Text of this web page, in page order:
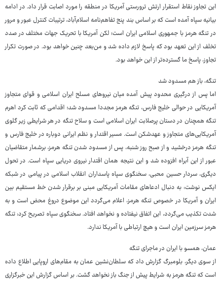
این تجاوز نقاط استقرار ارتش ترورستی آمریکا در منطقه را مورد اصابت قرار داد. در ادامه
بیانیه سپاه آمده است که بر اساس بند پنج تفاهم‌نامه اسلام‌آباد، ترتیبات کنترل عبور و مرور
در تنگه هرمز با جمهوری اسلامی ایران است؛ لکن آمریکا با تحریک جهات مختلف در صدد
تخلف از این تعهد بود که پاسخ لازم داده شد و من‌بعد چنین خواهد بود. در صورت تکرار
تجاوز، پاسخ ما گسترده‌تر از این خواهد بود.
تنگه، باز هم مسدود شد
اما پس از درگیری محدود پیش آمده میان نیروهای مسلح ایران اسلامی و قوای متجاوز
آمریکایی در حوالی خلیج فارس، تنگه هرمز مجددا مسدود شد؛ اقدامی که ثابت کرد اهرم
تنگه همچنان در دستان پرصلابت ایران اسلامی است و سلاح تنگه در هر شرایطی زیر گلوی
آمریکایی‌های متجاوز و عهدشکن است. مسیر اقتدار و نظم ایرانی دوباره در خلیج فارس و
تنگه هرمز درخشید و از صبح روز شنبه، پس از مسدود شدن تنگه هرمز، برشمار متقاضیان
عبور از این آبراه افزوده شد و این نتیجه همان اقتدار نیروی دریایی سپاه است. در تحول
دیگری، سردار حسین محبی، سخنگوی سپاه پاسداران انقلاب اسلامی در پیامی در شبکه
ایکس نوشت: به دنبال ادعاهای مقامات آمریکایی مبنی بر برقرار شدن خط مستقیم بین
ایران و آمریکا در خصوص تنگه هرمز، اعلام می‌گردد این موضوع دروغ محض است و به
شدت تکذیب می‌گردد، این اتفاق نیفتاده و نخواهد افتاد. سخنگوی سپاه تصریح کرد: تنگه
هرمز سرزمین ایران است و هیچ ارتباطی با آمریکا ندارد.
عمان، همسو با ایران در ماجرای تنگه
از سوی دیگر، بلومبرگ گزارش داد که سلطان‌نشین عمان به مقام‌های اروپایی اطلاع داده
است که تنگه هرمز به شرایط پیش از جنگ باز نخواهد گشت. بر اساس گزارش این خبرگزاری